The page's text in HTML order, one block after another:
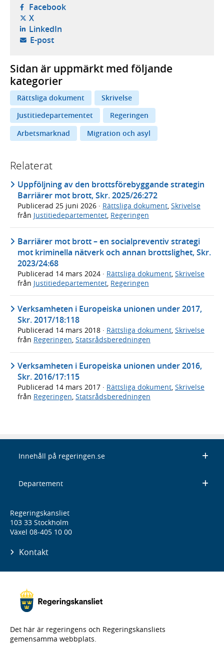
Facebook- öppnas i ny flik, extern webbplats,
X- öppnas i ny flik, extern webbplats,
LinkedIn- öppnas i ny flik, extern webbplats,
E-post- öppnar din e-postklient,
Sidan är uppmärkt med följande
kategorier
Rättsliga dokument
Skrivelse
Justitiedepartementet
Regeringen
Arbetsmarknad
Migration och asyl
Relaterat
Uppföljning av den brottsförebyggande strategin
Barriärer mot brott, Skr. 2025/26:272
Publicerad 25 juni 2026 · Rättsliga dokument, Skrivelse
från Justitiedepartementet, Regeringen
Barriärer mot brott – en socialpreventiv strategi
mot kriminella nätverk och annan brottslighet, Skr.
2023/24:68
Publicerad 14 mars 2024 · Rättsliga dokument Skrivelse
från Justitiedepartementet Regeringen
Verksamheten i Europeiska unionen under 2017,
Skr. 2017/18:118
Publicerad 14 mars 2018 · Rättsliga dokument, Skrivelse
från Regeringen, Statsrådsberedningen
Verksamheten i Europeiska unionen under 2016,
Skr. 2016/17:115
Publicerad 14 mars 2017 · Rättsliga dokument, Skrivelse
från Regeringen, Statsrådsberedningen
Innehåll på regeringen.se
Departement
Regeringskansliet
103 33 Stockholm
Växel 08-405 10 00
Kontakt
Det här är regeringens och Regeringskansliets
gemensamma webbplats.